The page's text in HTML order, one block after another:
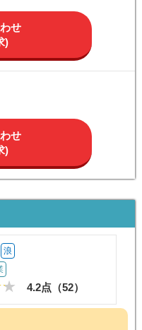
せ
)
せ
)
浪
4.2点（52）